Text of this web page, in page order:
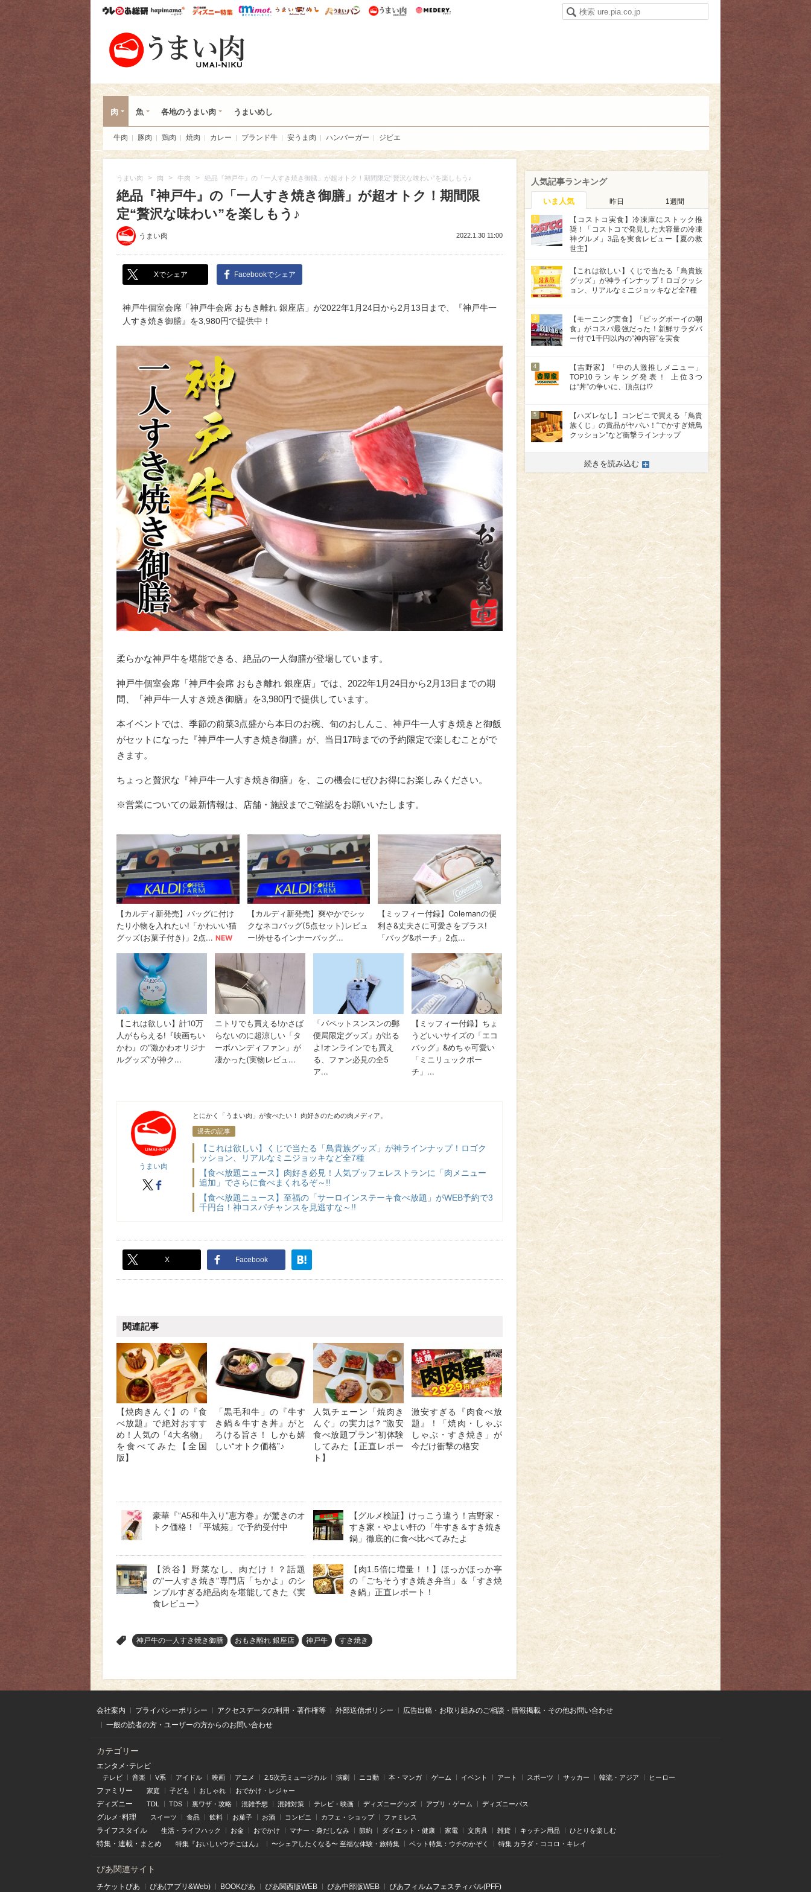
ウレぴあ総研ハピママ* ウレぴあ総研 ディズニー特集
mimot. うまいめし うまいパン うまい肉
肉 魚 各地のうまい肉 うまいめし
牛肉 豚肉 鶏肉 焼肉 カレー ブランド牛 安うま肉 ハンバーガー ジビエ
うまい肉 > 肉 > 牛肉 > 絶品『神戸牛』の「一人すき焼き御膳」が超オトク！期間限定“贅沢な味わい”を楽しもう♪
絶品『神戸牛』の「一人すき焼き御膳」が超オトク！期間限
定“贅沢な味わい”を楽しもう♪
うまい肉 2022.1.30 11:00
Xでシェア Facebookでシェア
神戸牛個室会席「神戸牛会席 おもき離れ 銀座店」が2022年1月24日から2月13日まで、『神戸牛一
人すき焼き御膳』を3,980円で提供中！
柔らかな神戸牛を堪能できる、絶品の一人御膳が登場しています。
神戸牛個室会席「神戸牛会席 おもき離れ 銀座店」では、2022年1月24日から2月13日までの期
間、『神戸牛一人すき焼き御膳』を3,980円で提供しています。
本イベントでは、季節の前菜3点盛から本日のお椀、旬のおしんこ、神戸牛一人すき焼きと御飯
がセットになった『神戸牛一人すき焼き御膳』が、当日17時までの予約限定で楽しむことがで
きます。
ちょっと贅沢な『神戸牛一人すき焼き御膳』を、この機会にぜひお得にお楽しみください。
※営業についての最新情報は、店舗・施設までご確認をお願いいたします。
うまい肉
うまい肉
X
とにかく「うまい肉」が食べたい！ 肉好きのための肉メディア。
過去の記事
【これは欲しい】くじで当たる「鳥貴族グッズ」が神ラインナップ！ロゴク
ッション、リアルなミニジョッキなど全7種
【食べ放題ニュース】肉好き必見！人気ブッフェレストランに「肉メニュー
追加」でさらに食べまくれるぞ～!!
【食べ放題ニュース】至福の「サーロインステーキ食べ放題」がWEB予約で3
千円台！神コスパチャンスを見逃すな～!!
X Facebook
関連記事
【焼肉きんぐ】の『食
べ放題』で絶対おすす
め！人気の「4大名物」
を食べてみた【全国
版】
「黒毛和牛」の『牛す
き鍋＆牛すき丼』がと
ろける旨さ！ しかも嬉
しい“オトク価格”♪
人気チェーン「焼肉き
んぐ」の実力は? “激安
食べ放題プラン”初体験
してみた【正直レポー
ト】
激安すぎる『肉食べ放
題』！「焼肉・しゃぶ
しゃぶ・すき焼き」が
今だけ衝撃の格安
豪華『“A5和牛入り”恵方巻』が驚きのオ
トク価格！「平城苑」で予約受付中
【グルメ検証】けっこう違う！吉野家・
すき家・やよい軒の「牛すき＆すき焼き
鍋」徹底的に食べ比べてみたよ
【渋谷】野菜なし、肉だけ！？話題
の"一人すき焼き"専門店「ちかよ」のシ
ンプルすぎる絶品肉を堪能してきた《実
食レビュー》
【肉1.5倍に増量！！】ほっかほっか亭
の「ごちそうすき焼き弁当」＆「すき焼
き鍋」正直レポート！
神戸牛の一人すき焼き御膳 おもき離れ 銀座店 神戸牛 すき焼き
人気記事ランキング
いま人気 昨日 1週間
1
【コストコ実食】冷凍庫にストック推
奨！「コストコで発見した大容量の冷凍
神グルメ」3品を実食レビュー【夏の救
世主】
2
【これは欲しい】くじで当たる「鳥貴族
グッズ」が神ラインナップ！ロゴクッシ
ョン、リアルなミニジョッキなど全7種
3
【モーニング実食】「ビッグボーイの朝
食」がコスパ最強だった！新鮮サラダバ
ー付で1千円以内の“神内容”を実食
4
【吉野家】「中の人激推しメニュー」
TOP10ランキング発表！ 上位3つ
は“丼”の争いに、頂点は!?
5
【ハズレなし】コンビニで買える「鳥貴
族くじ」の賞品がヤバい！“でかすぎ焼鳥
クッション”など衝撃ラインナップ
続きを読み込む
会社案内 プライバシーポリシー アクセスデータの利用・著作権等 外部送信ポリシー
広告出稿・お取り組みのご相談・情報掲載・その他お問い合わせ
一般の読者の方・ユーザーの方からのお問い合わせ
カテゴリー
エンタメ･テレビ
テレビ 音楽 V系 アイドル 映画 アニメ 2.5次元ミュージカル 演劇 ニコ動 本・マンガ ゲーム イベント アート スポーツ サッカー 韓流・アジア ヒーロー
ファミリー 家庭 子ども おしゃれ おでかけ・レジャー
ディズニー TDL TDS 裏ワザ・攻略 混雑予想 混雑対策 テレビ・映画 ディズニーグッズ アプリ・ゲーム ディズニーパス
グルメ･料理 スイーツ 食品 飲料 お菓子 お酒 コンビニ カフェ・ショップ ファミレス
ライフスタイル 生活・ライフハック お金 おでかけ マナー・身だしなみ 節約 ダイエット・健康 家電 文房具 雑貨 キッチン用品 ひとりを楽しむ
特集 ・ 連載 ・ まとめ 特集『おいしいウチごはん』 〜シェアしたくなる〜 至福な体験・旅特集 ペット特集：ウチのかぞく 特集 カラダ・ココロ・キレイ
ぴあ関連サイト
チケットぴあ ぴあ(アプリ&Web) BOOKぴあ ぴあ関⻄版WEB ぴあ中部版WEB ぴあフィルムフェスティバル(PFF)